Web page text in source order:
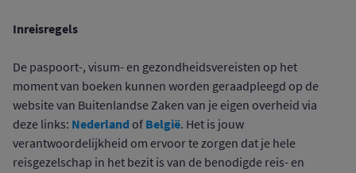
Inreisregels
De paspoort-, visum- en gezondheidsvereisten op het
moment van boeken kunnen worden geraadpleegd op de
website van Buitenlandse Zaken van je eigen overheid via
deze links: Nederland of België. Het is jouw
verantwoordelijkheid om ervoor te zorgen dat je hele
reisgezelschap in het bezit is van de benodigde reis- en